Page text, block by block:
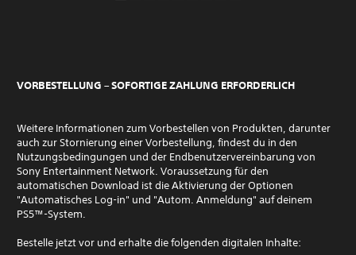
VORBESTELLUNG – SOFORTIGE ZAHLUNG ERFORDERLICH
Weitere Informationen zum Vorbestellen von Produkten, darunter
auch zur Stornierung einer Vorbestellung, findest du in den
Nutzungsbedingungen und der Endbenutzervereinbarung von
Sony Entertainment Network. Voraussetzung für den
automatischen Download ist die Aktivierung der Optionen
"Automatisches Log-in" und "Autom. Anmeldung" auf deinem
PS5™-System.
Bestelle jetzt vor und erhalte die folgenden digitalen Inhalte: